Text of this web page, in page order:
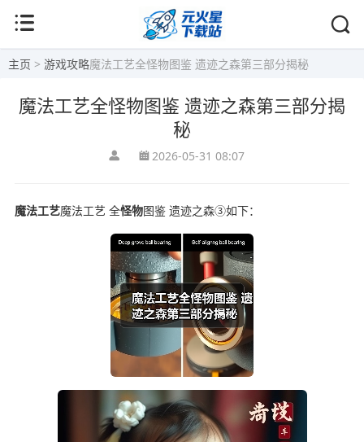
主页 > 游戏攻略魔法工艺全怪物图鉴 遗迹之森第三部分揭秘
魔法工艺全怪物图鉴 遗迹之森第三部分揭
秘
2026-05-31 08:07
魔法工艺魔法工艺 全怪物图鉴 遗迹之森③如下：